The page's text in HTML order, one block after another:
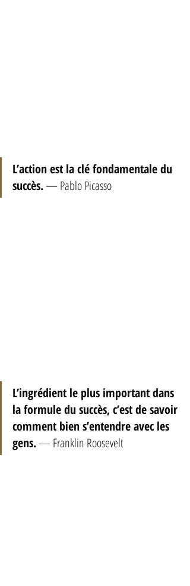
L’action est la clé fondamentale du
succès. — Pablo Picasso
L’ingrédient le plus important dans
la formule du succès, c’est de savoir
comment bien s’entendre avec les
gens. — Franklin Roosevelt